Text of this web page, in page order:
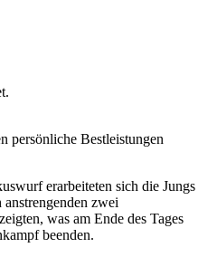
persönliche Bestleistungen
erarbeiteten sich die Jungs
zwei
was am Ende des Tages
beenden.